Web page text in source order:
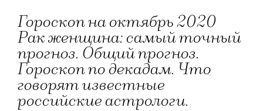
Гороскоп на октябрь 2020
Рак женщина: самый точный
прогноз. Общий прогноз.
Гороскоп по декадам. Что
говорят известные
российские астрологи.